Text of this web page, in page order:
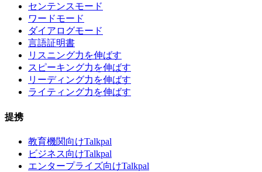
センテンスモード
ワードモード
ダイアログモード
言語証明書
リスニング力を伸ばす
スピーキング力を伸ばす
リーディング力を伸ばす
ライティング力を伸ばす
提携
教育機関向けTalkpal
ビジネス向けTalkpal
エンタープライズ向けTalkpal